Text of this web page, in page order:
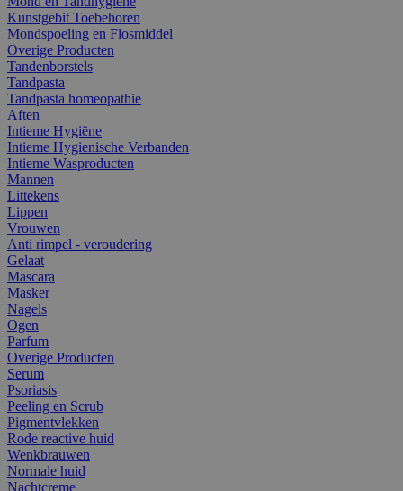
Kunstgebit Toebehoren
Mondspoeling en Flosmiddel
Overige Producten
Tandenborstels
Tandpasta
Tandpasta homeopathie
Aften
Intieme Hygiëne
Intieme Hygienische Verbanden
Intieme Wasproducten
Mannen
Littekens
Lippen
Vrouwen
Anti rimpel - veroudering
Gelaat
Mascara
Masker
Nagels
Ogen
Parfum
Overige Producten
Serum
Psoriasis
Peeling en Scrub
Pigmentvlekken
Rode reactive huid
Wenkbrauwen
Normale huid
Nachtcreme